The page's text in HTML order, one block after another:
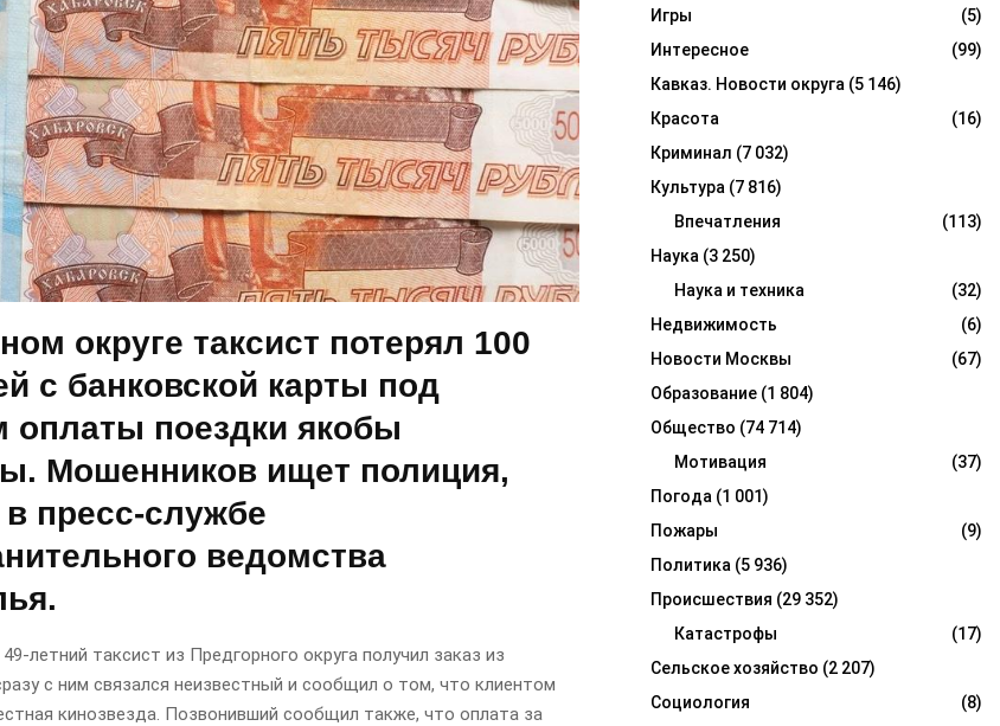
округе таксист потерял 100
с банковской карты под
оплаты поездки якобы
Мошенников ищет полиция,
пресс-службе
ведомства
летний таксист из Предгорного округа получил заказ из
с ним связался неизвестный и сообщил о том, что клиентом
кинозвезда. Позвонивший сообщил также, что оплата за
Игры
(5)
Интересное
(99)
Кавказ. Новости округа (5 146)
Красота
(16)
Криминал (7 032)
Культура (7 816)
Впечатления
(113)
Наука (3 250)
Наука и техника
(32)
Недвижимость
(6)
Новости Москвы
(67)
Образование (1 804)
Общество (74 714)
Мотивация
(37)
Погода (1 001)
Пожары
(9)
Политика (5 936)
Происшествия (29 352)
Катастрофы
(17)
Сельское хозяйство (2 207)
Социология
(8)